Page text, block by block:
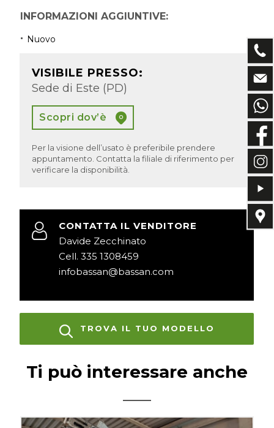
INFORMAZIONI AGGIUNTIVE:
Nuovo
VISIBILE PRESSO:
Sede di Este (PD)
Scopri dov’è
Per la visione dell’usato è preferibile prendere
appuntamento. Contatta la filiale di riferimento per
verificare la disponibilità.
CONTATTA IL VENDITORE
Davide Zecchinato
Cell. 335 1308459
infobassan@bassan.com
TROVA IL TUO MODELLO
Ti può interessare anche